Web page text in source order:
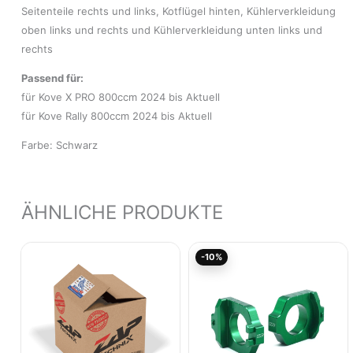
Seitenteile rechts und links, Kotflügel hinten, Kühlerverkleidung
oben links und rechts und Kühlerverkleidung unten links und
rechts
Passend für:
für Kove X PRO 800ccm 2024 bis Aktuell
für Kove Rally 800ccm 2024 bis Aktuell
Farbe: Schwarz
ÄHNLICHE PRODUKTE
-10%